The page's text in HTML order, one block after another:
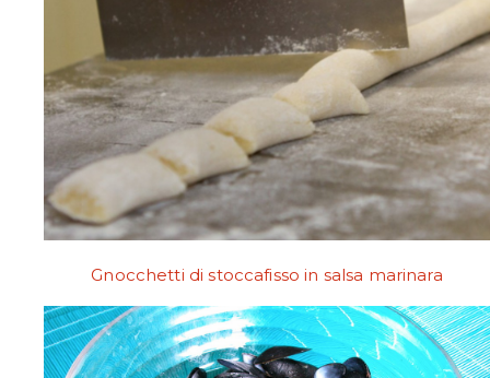
Gnocchetti di stoccafisso in salsa marinara